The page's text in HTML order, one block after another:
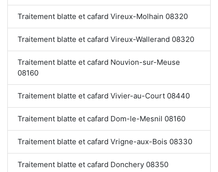
Traitement blatte et cafard Vireux-Molhain 08320
Traitement blatte et cafard Vireux-Wallerand 08320
Traitement blatte et cafard Nouvion-sur-Meuse
08160
Traitement blatte et cafard Vivier-au-Court 08440
Traitement blatte et cafard Dom-le-Mesnil 08160
Traitement blatte et cafard Vrigne-aux-Bois 08330
Traitement blatte et cafard Donchery 08350